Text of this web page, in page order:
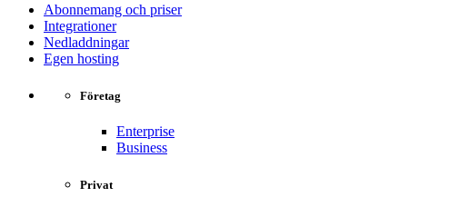
Abonnemang och priser
Integrationer
Nedladdningar
Egen hosting
Företag
Enterprise
Business
Privat